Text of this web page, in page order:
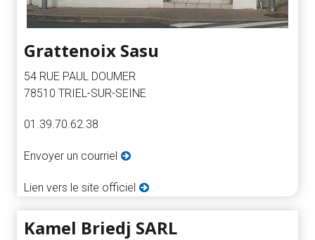
Grattenoix Sasu
54 RUE PAUL DOUMER
78510 TRIEL-SUR-SEINE
01.39.70.62.38
Envoyer un courriel
Lien vers le site officiel
Kamel Briedj SARL